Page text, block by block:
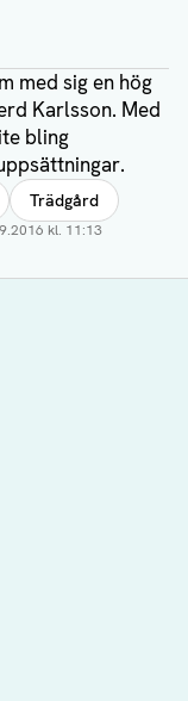
med sig en hög
Karlsson. Med
bling
Trädgård
kl. 11:13